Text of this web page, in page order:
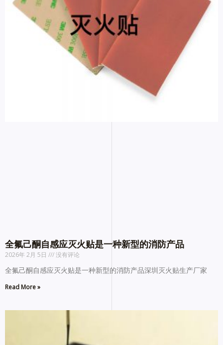
全氟己酮自感应灭火贴是一种新型的消防产品
2026年 2月 5日 没有评论
全氟己酮自感应灭火贴是一种新型的消防产品深圳灭火贴生产厂家
Read More »